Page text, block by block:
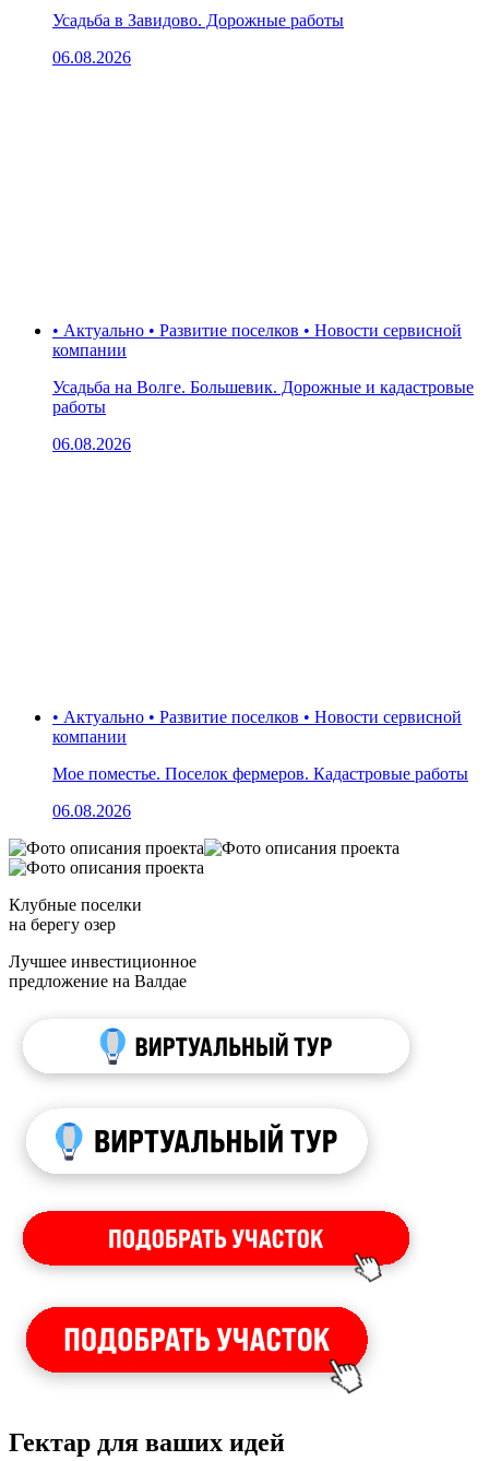
Усадьба в Завидово. Дорожные работы
06.08.2026
• Актуально • Развитие поселков • Новости сервисной
компании
Усадьба на Волге. Большевик. Дорожные и кадастровые
работы
06.08.2026
• Актуально • Развитие поселков • Новости сервисной
компании
Мое поместье. Поселок фермеров. Кадастровые работы
06.08.2026
Клубные поселки
на берегу озер
Лучшее инвестиционное
предложение на Валдае
Гектар для ваших идей